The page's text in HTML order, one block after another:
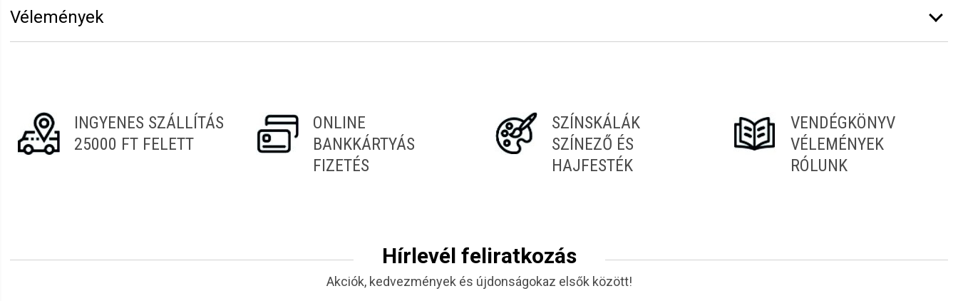
Vélemények
INGYENES SZÁLLÍTÁS
25000 FT FELETT
ONLINE
BANKKÁRTYÁS
FIZETÉS
SZÍNSKÁLÁK
SZÍNEZŐ ÉS
HAJFESTÉK
VENDÉGKÖNYV
VÉLEMÉNYEK
RÓLUNK
Hírlevél feliratkozás
Akciók, kedvezmények és újdonságokaz elsők között!